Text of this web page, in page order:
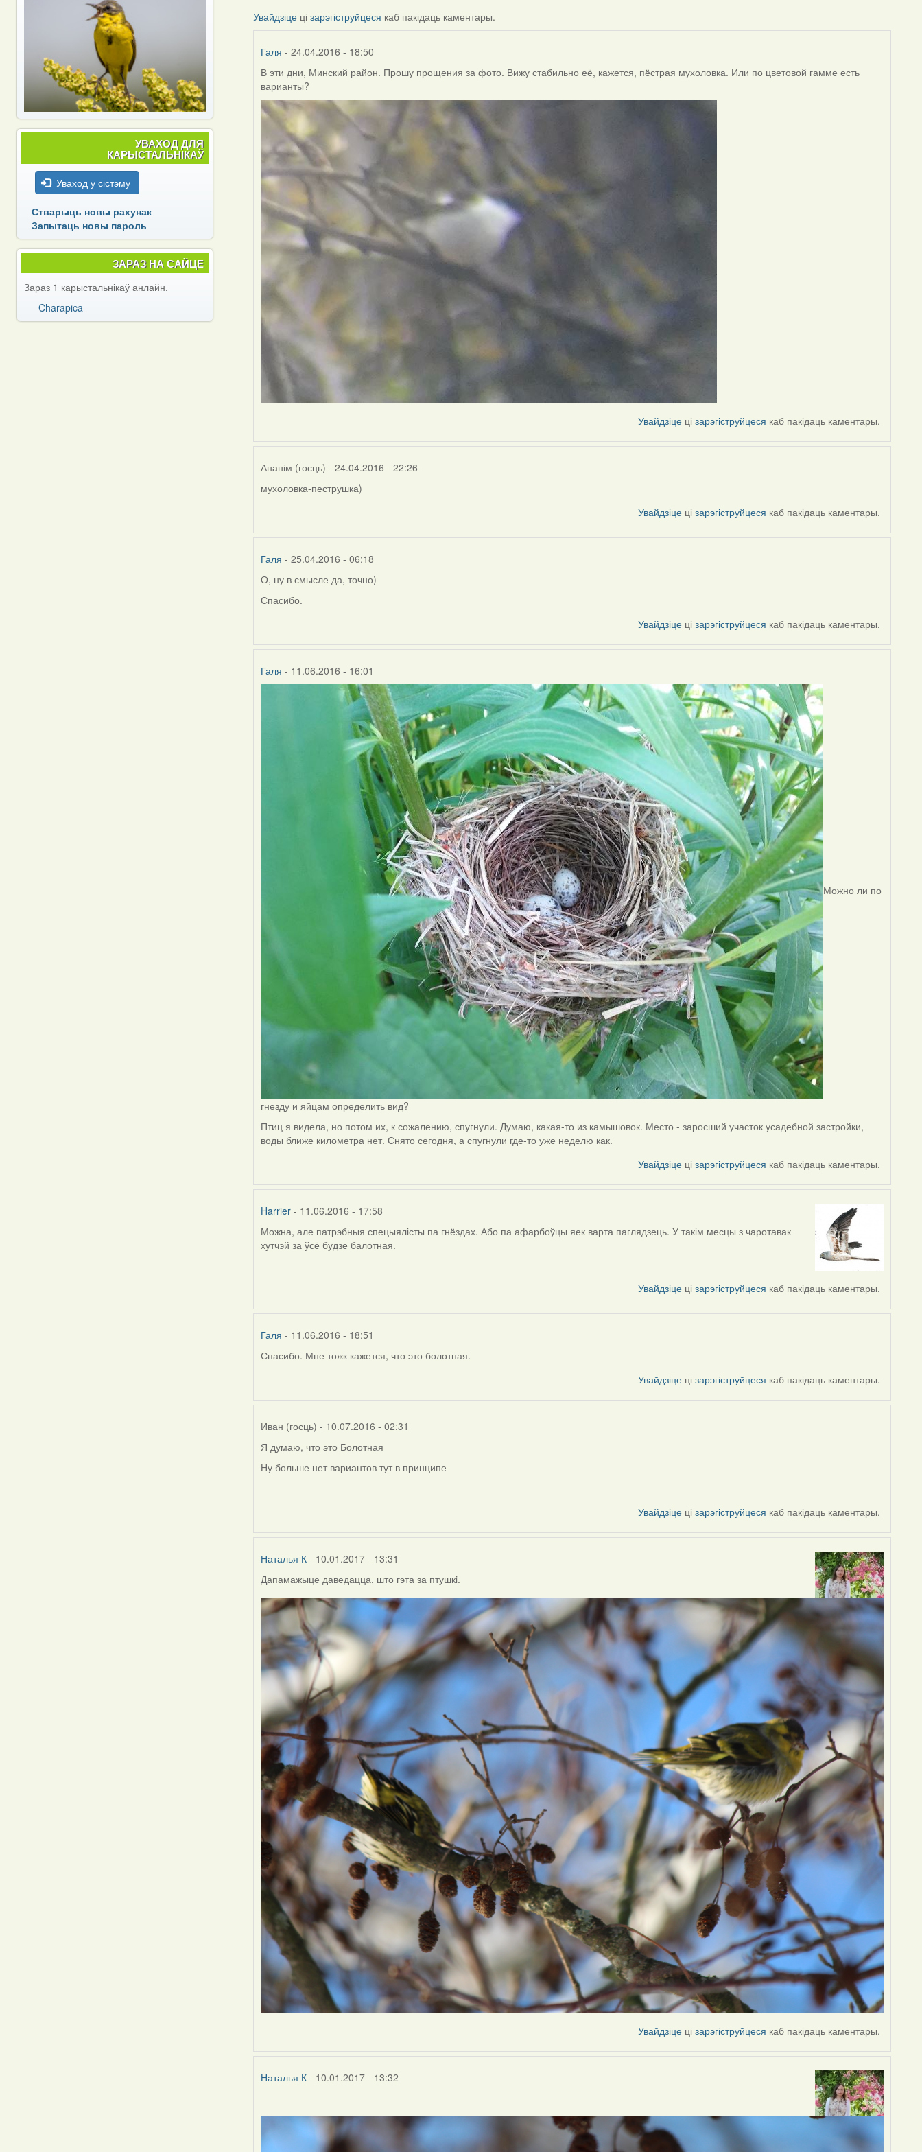
Увайдзіце цізарэгіструйцеся каб пакідаць каментары.
Галя - 24.04.2016 - 18:50
В эти дни, Минский район. Прошу прощения за фото. Вижу стабильно её, кажется, пёстрая мухоловка. Или по цветовой гамме есть
варианты?
Увайдзіце цізарэгіструйцеся каб пакідаць каментары.
Ананім (госць) - 24.04.2016 - 22:26
мухоловка-пеструшка)
Увайдзіце цізарэгіструйцеся каб пакідаць каментары.
Галя - 25.04.2016 - 06:18
О, ну в смысле да, точно)
Спасибо.
Увайдзіце цізарэгіструйцеся каб пакідаць каментары.
Галя - 11.06.2016 - 16:01
Можно ли по
гнезду и яйцам определить вид?
Птиц я видела, но потом их, к сожалению, спугнули. Думаю, какая-то из камышовок. Место - заросший участок усадебной застройки,
воды ближе километра нет. Снято сегодня, а спугнули где-то уже неделю как.
Увайдзіце цізарэгіструйцеся каб пакідаць каментары.
Harrier - 11.06.2016 - 17:58
Можна, але патрэбныя спецыялісты па гнёздах. Або па афарбоўцы яек варта паглядзець. У такім месцы з чаротавак
хутчэй за ўсё будзе балотная.
Увайдзіце цізарэгіструйцеся каб пакідаць каментары.
Галя - 11.06.2016 - 18:51
In
by
Спасибо. Мне тожк кажется, что это болотная.
Увайдзіце цізарэгіструйцеся каб пакідаць каментары.
Иван (госць) - 10.07.2016 - 02:31
Я думаю, что это Болотная
Ну больше нет вариантов тут в принципе
Увайдзіце цізарэгіструйцеся каб пакідаць каментары.
Наталья К - 10.01.2017 - 13:31
Дапамажыце даведацца, што гэта за птушкi.
Увайдзіце цізарэгіструйцеся каб пакідаць каментары.
Наталья К - 10.01.2017 - 13:32
УВАХОД ДЛЯ
КАРЫСТАЛЬНІКАЎ
Уваход у сістэму
Стварыць новы рахунак
Запытаць новы пароль
ЗАРАЗ НА САЙЦЕ
Зараз 1 карыстальнікаў анлайн.
Charapica